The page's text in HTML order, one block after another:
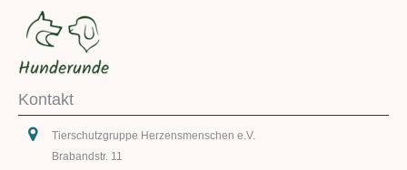
Kontakt
Tierschutzgruppe Herzensmenschen e.V.
Brabandstr. 11